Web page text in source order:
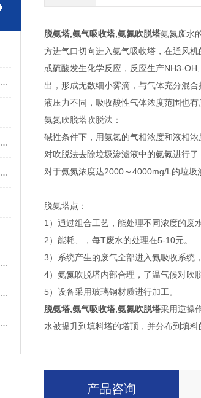
化学洗涤塔和生物除臭装置用于生化废气处理
一体式生物除臭塔布水系统里的“秘密”
生物除臭装置鸡粪临时贮存间废气治理
活性炭吸附装置挤塑、喷码废气治理
吸收塔喷淋层喷嘴连接方式及要点
脱硫吸收塔喷淋层喷嘴，支管维修换方案
脱氨塔,氨气吸收塔,氨氮吹脱塔氨氮废水
方进气口切向进入氨气吸收塔，在通风
或硫酸发生化学反应，反应生产NH3-
出，形成无数细小雾滴，与气体充分混
液压力不同，吸收酸性气体浓度范围也有
氨氮吹脱塔吹脱法：
碱性条件下，用氨氮的气相浓度和液相
对吹脱法去除垃圾渗滤液中的氨氮进行
对于氨氮浓度达2000～4000mg/L的垃圾
脱氨塔点：
1）通过组合工艺，能处理不同浓度的废
2）能耗、，每T废水的处理在5-10元。
3）系统产生的废气全部进入氨吸收系统
4）氨氮吹脱塔内部合理，了温气候对吹
5）设备采用玻璃钢材质进行加工。
脱氨塔,氨气吸收塔,氨氮吹脱塔采用逆操
水被提升到填料塔的塔顶，并分布到填
产品咨询